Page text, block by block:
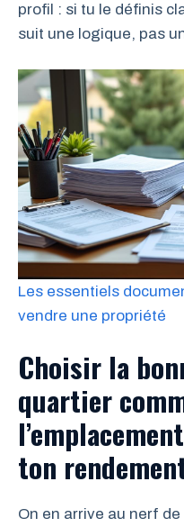
profil : si tu le définis
suit une logique, pas
Les essentiels
vendre une propriété
Choisir la
quartier
ton
On en arrive au nerf de